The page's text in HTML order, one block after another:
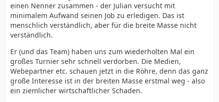
einen Nenner zusammen - der Julian versucht mit
minimalem Aufwand seinen Job zu erledigen. Das ist
menschlich verständlich, aber für die breite Masse nicht
verständlich.
Er (und das Team) haben uns zum wiederholten Mal ein
großes Turnier sehr schnell verdorben. Die Medien,
Webepartner etc. schauen jetzt in die Röhre, denn das ganz
große Interesse ist in der breiten Masse erstmal weg - also
ein ziemlicher wirtschaftlicher Schaden.